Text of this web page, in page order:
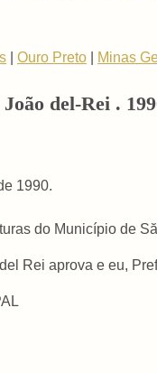
Ouro Preto Minas
del-Rei .
1990.
do Município de
Rei aprova e eu,